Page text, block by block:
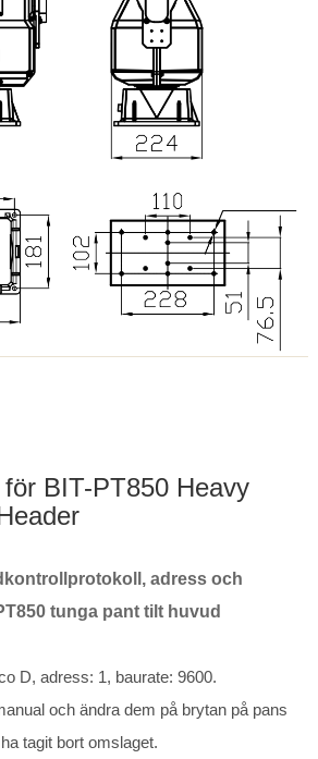
BIT-PT850 Heavy
adress och
tunga pant tilt huvud
D, adress: 1, baurate: 9600.
och ändra dem på brytan på pans
tagit bort omslaget.